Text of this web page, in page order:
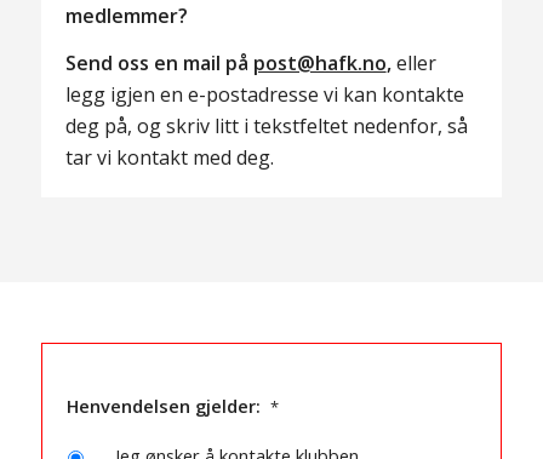
medlemmer?
Send oss en mail på post@hafk.no,eller
legg igjen en e-postadresse vi kan kontakte
deg på, og skriv litt i tekstfeltet nedenfor, så
tar vi kontakt med deg.
Henvendelsen gjelder: *